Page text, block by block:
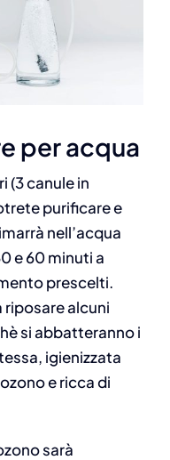
per acqua
(3 canule in
purificare e
nell’acqua
e 60 minuti a
prescelti.
riposare alcuni
si abbatteranno i
igienizzata
e ricca di
sarà